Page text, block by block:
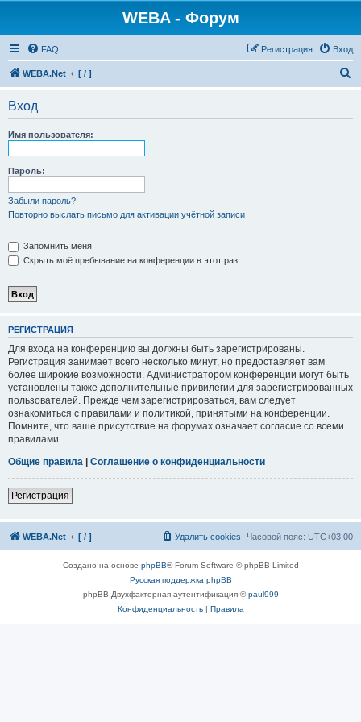
WEBA - Форум
FAQ Вход
Регистрация
WEBA.Net [ / ]
Вход
Имя пользователя:
Пароль:
Забыли пароль?
Повторно выслать письмо для активации учётной записи
Запомнить меня
Скрыть моё пребывание на конференции в этот раз
РЕГИСТРАЦИЯ
Для входа на конференцию вы должны быть зарегистрированы.
Регистрация занимает всего несколько минут, но предоставляет вам
более широкие возможности. Администратором конференции могут быть
установлены также дополнительные привилегии для зарегистрированных
пользователей. Прежде чем зарегистрироваться, вам следует
ознакомиться с правилами и политикой, принятыми на конференции.
Помните, что ваше присутствие на форумах означает согласие со всеми
правилами.
Общие правила | Соглашение о конфиденциальности
Регистрация
WEBA.Net [ / ] Часовой пояс: UTC+03:00
Удалить cookies
Создано на основе phpBB® Forum Software © phpBB Limited
Русская поддержка phpBB
phpBB Двухфакторная аутентификация ©paul999
Конфиденциальность| Правила